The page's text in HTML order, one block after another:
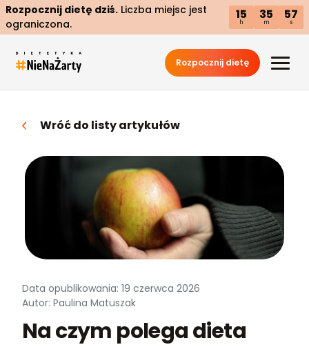
Rozpocznij dietę dziś. Liczba miejsc jest
ograniczona.
15
h
35
m
55
s
Rozpocznij dietę
Wróć do listy artykułów
Data opublikowania: 19 czerwca 2026
Autor: Paulina Matuszak
Na czym polega dieta